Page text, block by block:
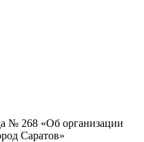
№ 268 «Об организации
Саратов»